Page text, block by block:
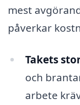
mest
påverkar
Takets
och
arbete